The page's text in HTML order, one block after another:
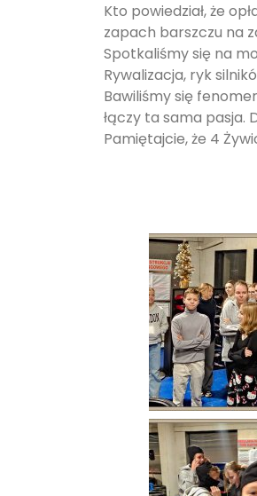
Kto powiedział, że
zapach barszczu na
Spotkaliśmy się na
Rywalizacja, ryk
Bawiliśmy się
łączy ta sama pasja.
Pamiętajcie, że 4